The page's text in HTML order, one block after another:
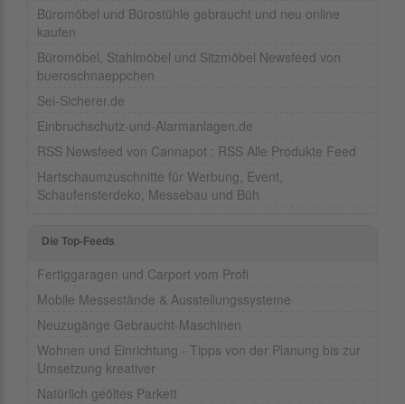
Büromöbel und Bürostühle gebraucht und neu online
kaufen
Büromöbel, Stahlmöbel und Sitzmöbel Newsfeed von
bueroschnaeppchen
Sei-Sicherer.de
Einbruchschutz-und-Alarmanlagen.de
RSS Newsfeed von Cannapot : RSS Alle Produkte Feed
Hartschaumzuschnitte für Werbung, Event,
Schaufensterdeko, Messebau und Büh
Die Top-Feeds
Fertiggaragen und Carport vom Profi
Mobile Messestände & Ausstellungssysteme
Neuzugänge Gebraucht-Maschinen
Wohnen und Einrichtung - Tipps von der Planung bis zur
Umsetzung kreativer
Natürlich geöltes Parkett